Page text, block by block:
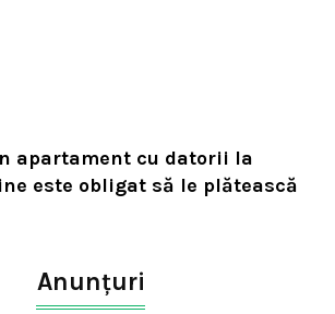
apartament cu datorii la
este obligat să le plătească
Anunțuri